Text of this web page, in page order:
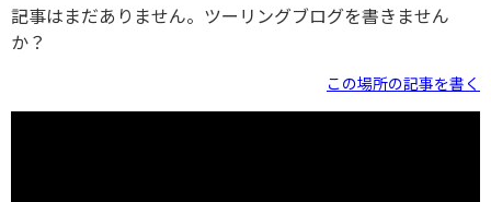
記事はまだありません。ツーリングブログを書きません
か？
この場所の記事を書く